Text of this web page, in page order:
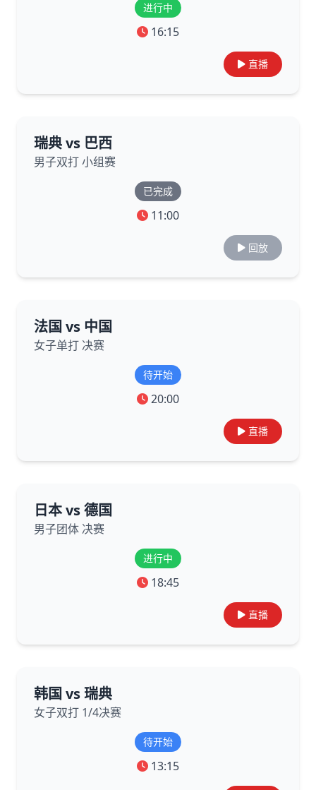
进行中
16:15
直播
瑞典 vs 巴西
男子双打 小组赛
已完成
11:00
回放
法国 vs 中国
女子单打 决赛
待开始
20:00
直播
日本 vs 德国
男子团体 决赛
进行中
18:45
直播
韩国 vs 瑞典
女子双打 1/4决赛
待开始
13:15